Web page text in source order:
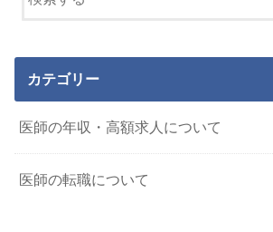
カテゴリー
医師の年収・高額求人について
医師の転職について